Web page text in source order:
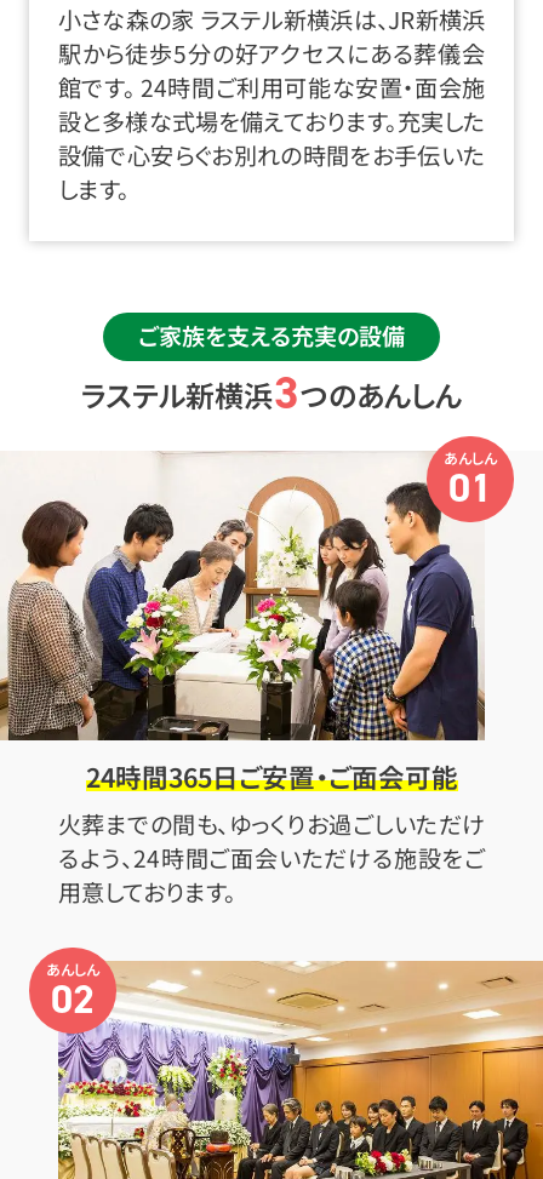
小さな森の家 ラステル新横浜は、JR新横浜
駅から徒歩5分の好アクセスにある葬儀会
館です。 24時間ご利用可能な安置・面会施
設と多様な式場を備えております。充実した
設備で心安らぐお別れの時間をお手伝いた
します。
ご家族を支える充実の設備
ラステル新横浜3つのあんしん
あんしん
01
24時間365日ご安置・ご面会可能
火葬までの間も、ゆっくりお過ごしいただけ
るよう、24時間ご面会いただける施設をご
用意しております。
あんしん
02